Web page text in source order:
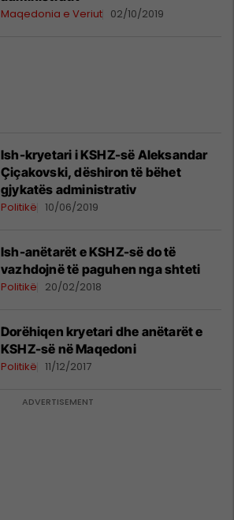
Maqedonia e Veriut 02/10/2019
Ish-kryetari i KSHZ-së Aleksandar
Çiçakovski, dëshiron të bëhet
gjykatës administrativ
Politikë 10/06/2019
Ish-anëtarët e KSHZ-së do të
vazhdojnë të paguhen nga shteti
Politikë 20/02/2018
Dorëhiqen kryetari dhe anëtarët e
KSHZ-së në Maqedoni
Politikë 11/12/2017